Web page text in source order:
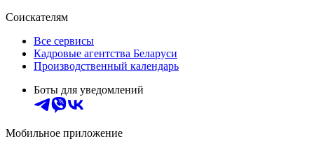
Соискателям
Все сервисы
Кадровые агентства Беларуси
Производственный календарь
Боты для уведомлений
Мобильное приложение